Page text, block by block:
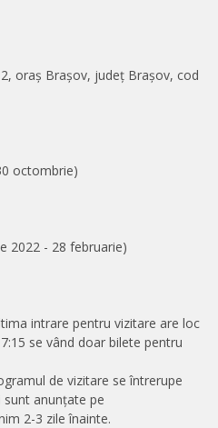
oraș Brașov, județ Brașov, cod
octombrie)
2022 - 28 februarie)
intrare pentru vizitare are loc
se vând doar bilete pentru
de vizitare se întrerupe
anunțate pe
2-3 zile înainte.